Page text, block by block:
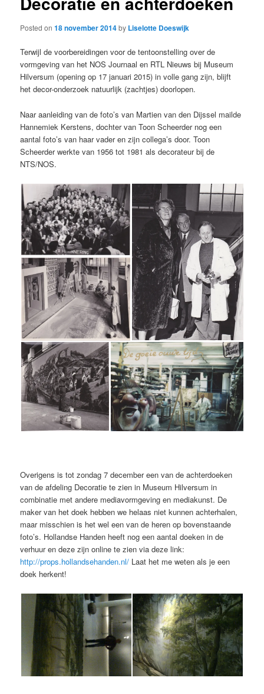
Posted on18 november 2014by Liselotte Doeswijk
Terwijl de voorbereidingen voor de tentoonstelling over de
vormgeving van het NOS Journaal en RTL Nieuws bij Museum
Hilversum (opening op 17 januari 2015) in volle gang zijn, blijft
het decor-onderzoek natuurlijk (zachtjes) doorlopen.
Naar aanleiding van de foto’s van Martien van den Dijssel mailde
Hannemiek Kerstens, dochter van Toon Scheerder nog een
aantal foto’s van haar vader en zijn collega’s door. Toon
Scheerder werkte van 1956 tot 1981 als decorateur bij de
NTS/NOS.
Overigens is tot zondag 7 december een van de achterdoeken
van de afdeling Decoratie te zien in Museum Hilversum in
combinatie met andere mediavormgeving en mediakunst. De
maker van het doek hebben we helaas niet kunnen achterhalen,
maar misschien is het wel een van de heren op bovenstaande
foto’s. Hollandse Handen heeft nog een aantal doeken in de
verhuur en deze zijn online te zien via deze link:
http://props.hollandsehanden.nl/ Laat het me weten als je een
doek herkent!